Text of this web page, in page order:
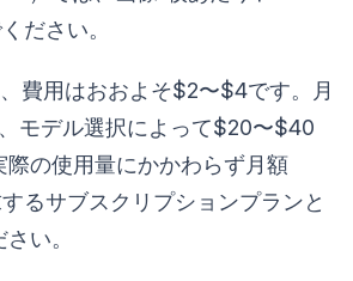
ださい。
費用はおおよそ$2〜$4です。月
モデル選択によって$20〜$40
際の使用量にかかわらず月額
るサブスクリプションプランと
い。